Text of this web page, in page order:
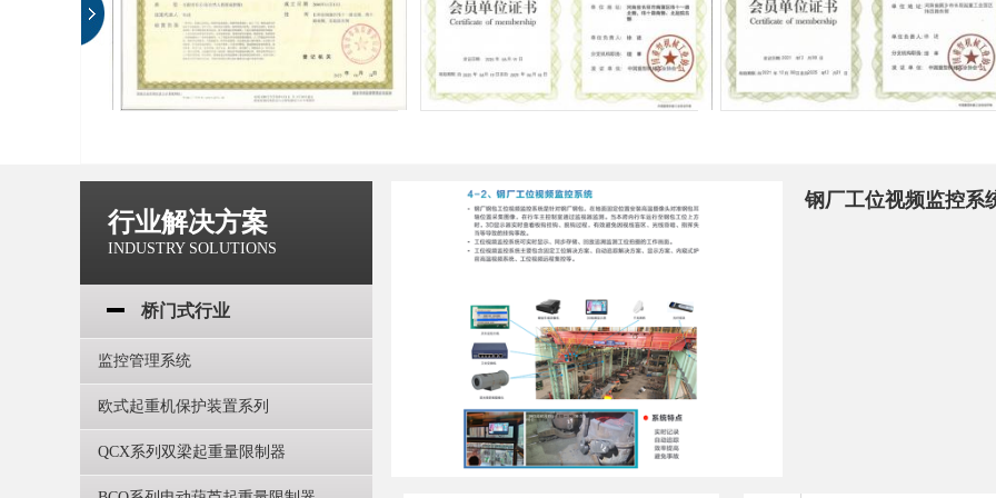
行业解决方案
INDUSTRY SOLUTIONS
桥门式行业
监控管理系统
欧式起重机保护装置系列
QCX系列双梁起重量限制器
钢厂工位视频监控系